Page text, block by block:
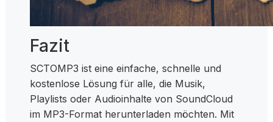
Fazit
SCTOMP3 ist eine einfache, schnelle und
kostenlose Lösung für alle, die Musik,
Playlists oder Audioinhalte von SoundCloud
im MP3-Format herunterladen möchten. Mit